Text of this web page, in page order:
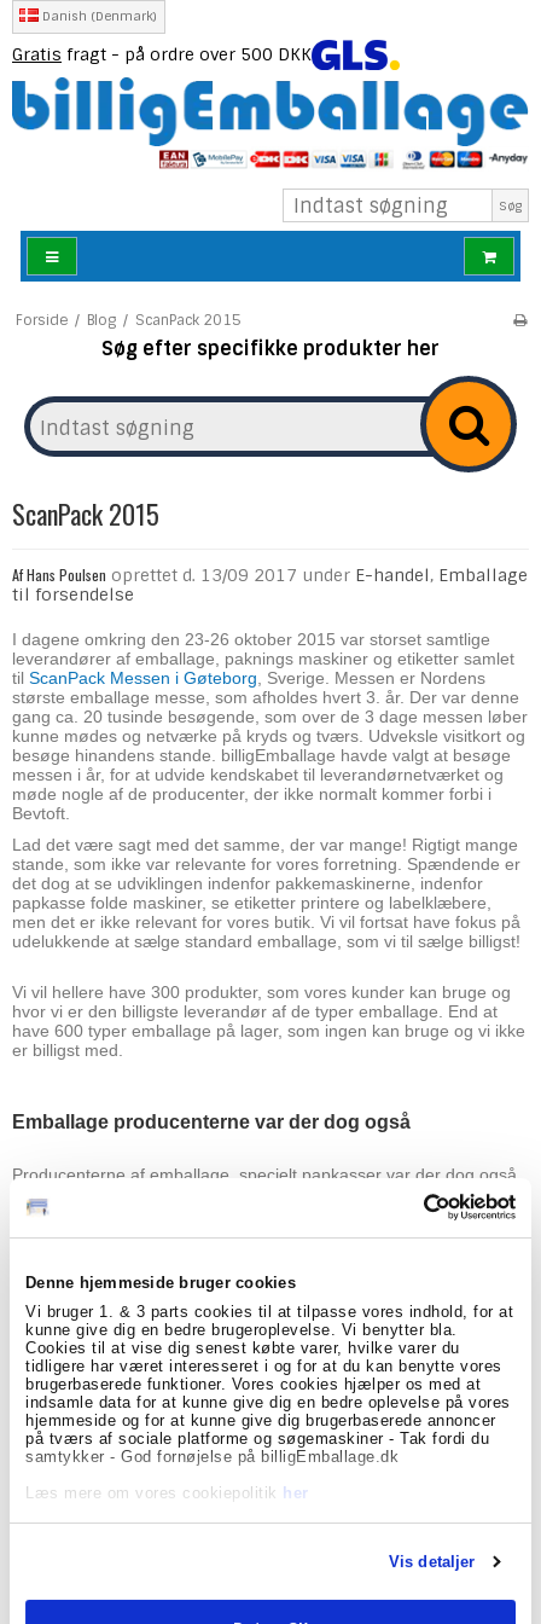
Denne hjemmeside bruger cookies
Vi bruger 1. & 3 parts cookies til at tilpasse vores indhold, for at
kunne give dig en bedre brugeroplevelse. Vi benytter bla.
Cookies til at vise dig senest købte varer, hvilke varer du
tidligere har været interesseret i og for at du kan benytte vores
brugerbaserede funktioner. Vores cookies hjælper os med at
indsamle data for at kunne give dig en bedre oplevelse på vores
hjemmeside og for at kunne give dig brugerbaserede annoncer
på tværs af sociale platforme og søgemaskiner - Tak fordi du
samtykker - God fornøjelse på billigEmballage.dk
Læs mere om vores cookiepolitik
her
Vis detaljer
Danish (Denmark)
Gratis fragt - på ordre over 500 DKK
Søg
Forside / Blog / ScanPack 2015
Søg efter specifikke produkter her
ScanPack 2015
AfHans Poulsen oprettet d. 13/09 2017 under E-handel, Emballage
til forsendelse
I dagene omkring den 23-26 oktober 2015 var storset samtlige
leverandører af emballage, paknings maskiner og etiketter samlet
til ScanPack Messen i Gøteborg, Sverige. Messen er Nordens
største emballage messe, som afholdes hvert 3. år. Der var denne
gang ca. 20 tusinde besøgende, som over de 3 dage messen løber
kunne mødes og netværke på kryds og tværs. Udveksle visitkort og
besøge hinandens stande. billigEmballage havde valgt at besøge
messen i år, for at udvide kendskabet til leverandørnetværket og
møde nogle af de producenter, der ikke normalt kommer forbi i
Bevtoft.
Lad det være sagt med det samme, der var mange! Rigtigt mange
stande, som ikke var relevante for vores forretning. Spændende er
det dog at se udviklingen indenfor pakkemaskinerne, indenfor
papkasse folde maskiner, se etiketter printere og labelklæbere,
men det er ikke relevant for vores butik. Vi vil fortsat have fokus på
udelukkende at sælge standard emballage, som vi til sælge billigst!
Vi vil hellere have 300 produkter, som vores kunder kan bruge og
hvor vi er den billigste leverandør af de typer emballage. End at
have 600 typer emballage på lager, som ingen kan bruge og vi ikke
er billigst med.
Emballage producenterne var der dog også
Producenterne af emballage, specielt papkasser var der dog også.
Der bliver produceret en del papkasser i norden. Både Smurfitt-
Kappa, Boxon, Petterson, DS Smith osv. producerer deres
papkasser i norden. Både i Danmark og Sverige bliver der
på messen, for at møde dem der producerer emballagen, som vi
sælger på shoppen. Vi ville gerne møde nogle af de lidt mindre,
som måske passer bedre sammen med os. En mindre producent,
der gerne vil vækste med vores shop og kan leverer emballagen til
vores behov. Billige standard produkter, papkasser, boblefolie,
kuverter osv.
Heldigvis var de der også! Producenter af papkasser fra Polen,
boblefolie i Sverige og tape i Portugal. Nu skal der skabe en bedre
kontakt og vi skal se om vi kan forhandle nogle gode indkøbsaftaler
på plads, så vi kan sælge vores emballage, til vores kunder endnu
mindre polske papkasse producenter virkede meget interesseret.
og vi glæder os til at præsenterer jer for nye gode priser på
Der er navnlig et par produkter vi er spændt på – farvede